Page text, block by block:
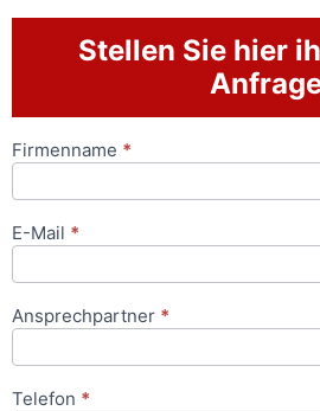
Stellen Sie hier
Anfrageformular
Firmenname *
E-Mail *
Ansprechpartner *
Telefon *